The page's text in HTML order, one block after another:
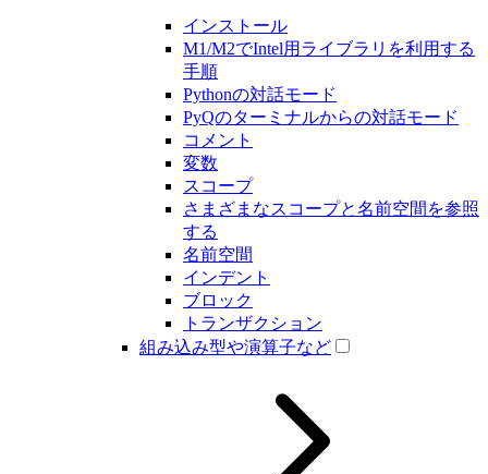
インストール
M1/M2でIntel用ライブラリを利用する
手順
Pythonの対話モード
PyQのターミナルからの対話モード
コメント
変数
スコープ
さまざまなスコープと名前空間を参照
する
名前空間
インデント
ブロック
トランザクション
組み込み型や演算子など